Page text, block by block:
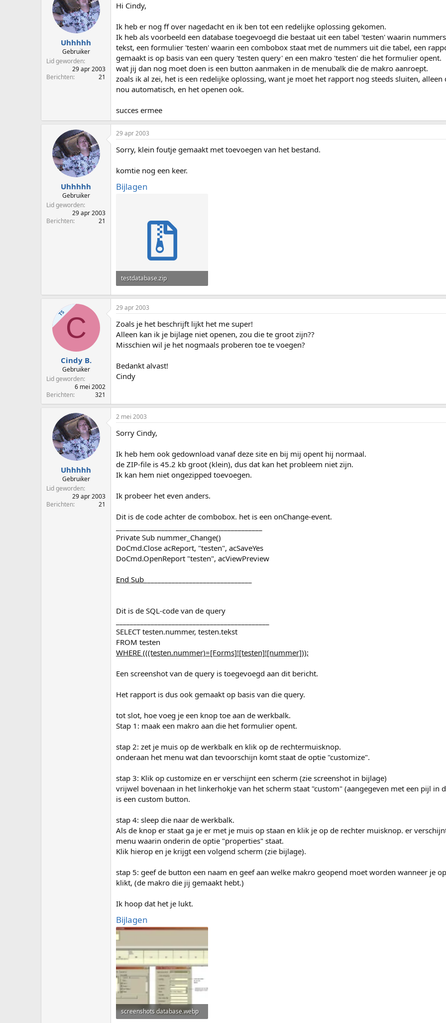
Uhhhhh
Gebruiker
Lid geworden
29 apr 2003
Berichten
21
Hi Cindy,
Ik heb er nog ff over nagedacht en ik ben tot een redelijke oplossing gekomen.
Ik heb als voorbeeld een database toegevoegd die bestaat uit een tabel 'testen' waarin
tekst, een formulier 'testen' waarin een combobox staat met de nummers uit die tabel, een
gemaakt is op basis van een query 'testen query' en een makro 'testen' die het formulier opent.
wat jij dan nog moet doen is een button aanmaken in de menubalk die de makro aanroept.
zoals ik al zei, het is een redelijke oplossing, want je moet het rapport nog steeds sluiten, alleen
nou automatisch, en het openen ook.
succes ermee
Uhhhhh
Gebruiker
Lid geworden
29 apr 2003
Berichten
21
29 apr 2003
Sorry, klein foutje gemaakt met toevoegen van het bestand.
komtie nog een keer.
Bijlagen
testdatabase.zip
45,3 KB · Weergaven: 29
TSC
Cindy B.
Gebruiker
Lid geworden
6 mei 2002
Berichten
321
29 apr 2003
Zoals je het beschrijft lijkt het me super!
Alleen kan ik je bijlage niet openen, zou die te groot zijn??
Misschien wil je het nogmaals proberen toe te voegen?
Bedankt alvast!
Cindy
Uhhhhh
Gebruiker
Lid geworden
29 apr 2003
Berichten
21
2 mei 2003
Sorry Cindy,
Ik heb hem ook gedownload vanaf deze site en bij mij opent hij normaal.
de ZIP-file is 45.2 kb groot (klein), dus dat kan het probleem niet zijn.
Ik kan hem niet ongezipped toevoegen.
Ik probeer het even anders.
Dit is de code achter de combobox. het is een onChange-event.
Private Sub nummer_Change()
DoCmd.Close acReport, "testen", acSaveYes
DoCmd.OpenReport "testen", acViewPreview
End Sub
Dit is de SQL-code van de query
SELECT testen.nummer, testen.tekst
FROM testen
WHERE (((testen.nummer)=[Forms]![testen]![nummer]));
Een screenshot van de query is toegevoegd aan dit bericht.
Het rapport is dus ook gemaakt op basis van die query.
tot slot, hoe voeg je een knop toe aan de werkbalk.
Stap 1: maak een makro aan die het formulier opent.
stap 2: zet je muis op de werkbalk en klik op de rechtermuisknop.
onderaan het menu wat dan tevoorschijn komt staat de optie "customize".
stap 3: Klik op customize en er verschijnt een scherm (zie screenshot in bijlage)
vrijwel bovenaan in het linkerhokje van het scherm staat "custom" (aangegeven met een pijl in
is een custom button.
stap 4: sleep die naar de werkbalk.
Als de knop er staat ga je er met je muis op staan en klik je op de rechter muisknop. er
menu waarin onderin de optie "properties" staat.
Klik hierop en je krijgt een volgend scherm (zie bijlage).
stap 5: geef de button een naam en geef aan welke makro geopend moet worden wanneer je
klikt, (de makro die jij gemaakt hebt.)
Ik hoop dat het je lukt.
Bijlagen
screenshots database.webp